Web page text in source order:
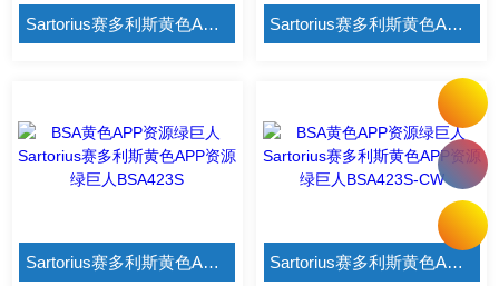
Sartorius赛多利斯黄色APP资源绿巨人BSA323S-CW Sartorius赛多利斯黄色APP资源绿巨人BSA323S
Sartorius赛多利斯黄色APP资源绿巨人BSA423S Sartorius赛多利斯黄色APP资源绿巨人BSA423S-CW